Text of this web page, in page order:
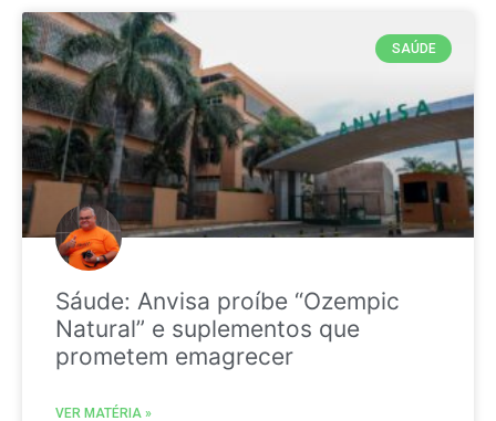
SAÚDE
Sáude: Anvisa proíbe “Ozempic
Natural” e suplementos que
prometem emagrecer
VER MATÉRIA »